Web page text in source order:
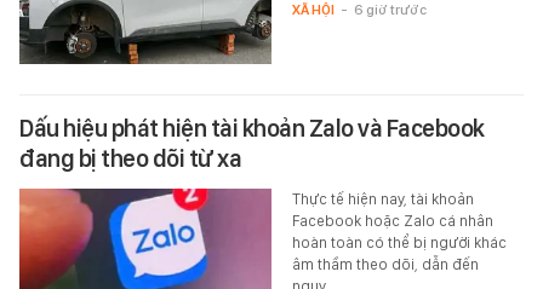
XÃ HỘI - 6 giờ trước
Dấu hiệu phát hiện tài khoản Zalo và Facebook
đang bị theo dõi từ xa
Thực tế hiện nay, tài khoản
Facebook hoặc Zalo cá nhân
hoàn toàn có thể bị người khác
âm thầm theo dõi, dẫn đến